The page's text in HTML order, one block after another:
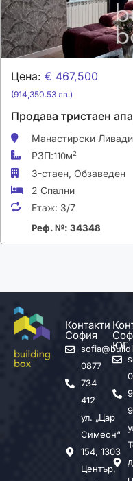
Цена: € 467,500
(914,350.53 лв.)
Продава тристаен
Манастирски
РЗП:110м2
3-стаен, Обзаведен
2 Спални
Етаж: 3/7
Реф. №: 34348
Контакти
София
0877
734
412
ул. „Цар
Симеон“
154, 1303
Център,
ЮГ